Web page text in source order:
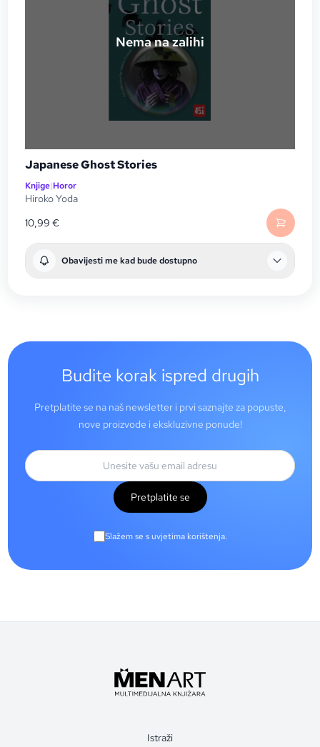
Nema na zalihi
Japanese Ghost Stories
Knjige|Horor
Hiroko Yoda
10,99€
Obavijesti me kad bude dostupno
Budite korak ispred drugih
Pretplatite se na naš newsletter i prvi saznajte za popuste,
nove proizvode i ekskluzivne ponude!
Pretplatite se
Slažem se s uvjetima korištenja.
Istraži